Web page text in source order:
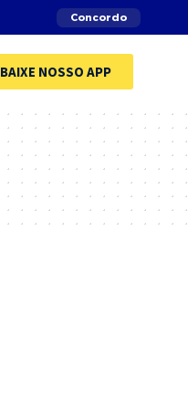
Concordo
BAIXE NOSSO APP